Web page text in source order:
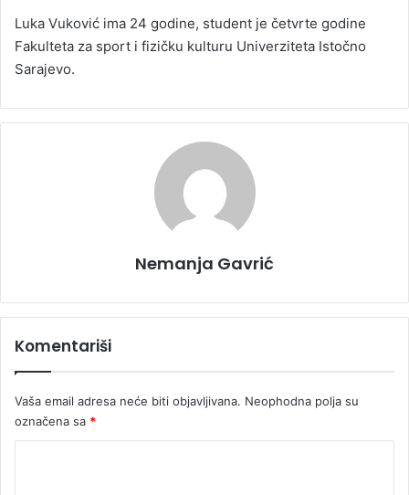
Luka Vuković ima 24 godine, student je četvrte godine
Fakulteta za sport i fizičku kulturu Univerziteta Istočno
Sarajevo.
Nemanja Gavrić
Komentariši
Vaša email adresa neće biti objavljivana. Neophodna polja su
označena sa *